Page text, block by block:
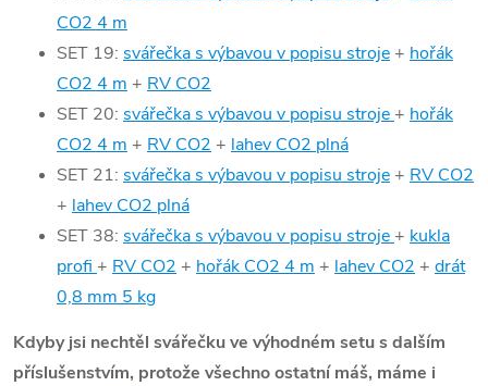
CO2 4 m
SET 19: svářečka s výbavou v popisu stroje + hořák
CO2 4 m + RV CO2
SET 20: svářečka s výbavou v popisu stroje + hořák
CO2 4 m + RV CO2 + lahev CO2 plná
SET 21: svářečka s výbavou v popisu stroje + RV CO2
+ lahev CO2 plná
SET 38: svářečka s výbavou v popisu stroje + kukla
profi + RV CO2 + hořák CO2 4 m + lahev CO2 + drát
0,8 mm 5 kg
Kdyby jsi nechtěl svářečku ve výhodném setu s dalším
příslušenstvím, protože všechno ostatní máš, máme i